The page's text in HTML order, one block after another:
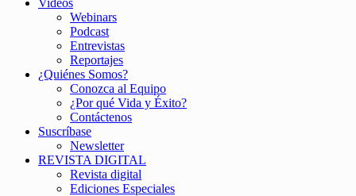
Videos
Webinars
Podcast
Entrevistas
Reportajes
¿Quiénes Somos?
Conozca al Equipo
¿Por qué Vida y Éxito?
Contáctenos
Suscríbase
Newsletter
REVISTA DIGITAL
Revista digital
Ediciones Especiales